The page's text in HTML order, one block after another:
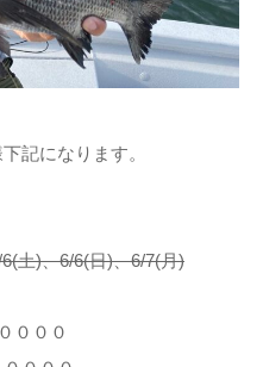
記になります。
土)、6/6(日)、6/7(月)
００